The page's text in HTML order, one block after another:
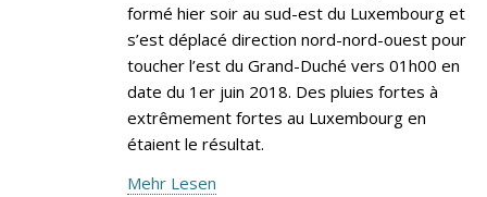
formé hier soir au sud-est du Luxembourg et
s’est déplacé direction nord-nord-ouest pour
toucher l’est du Grand-Duché vers 01h00 en
date du 1er juin 2018. Des pluies fortes à
extrêmement fortes au Luxembourg en
étaient le résultat.
Mehr Lesen